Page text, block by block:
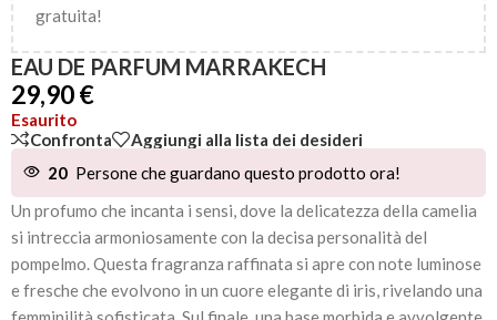
gratuita!
EAU DE PARFUM MARRAKECH
29,90€
Esaurito
Confronta
Aggiungi alla lista dei desideri
20 Persone che guardano questo prodotto ora!
Un profumo che incanta i sensi, dove la delicatezza della camelia
si intreccia armoniosamente con la decisa personalità del
pompelmo. Questa fragranza raffinata si apre con note luminose
e fresche che evolvono in un cuore elegante di iris, rivelando una